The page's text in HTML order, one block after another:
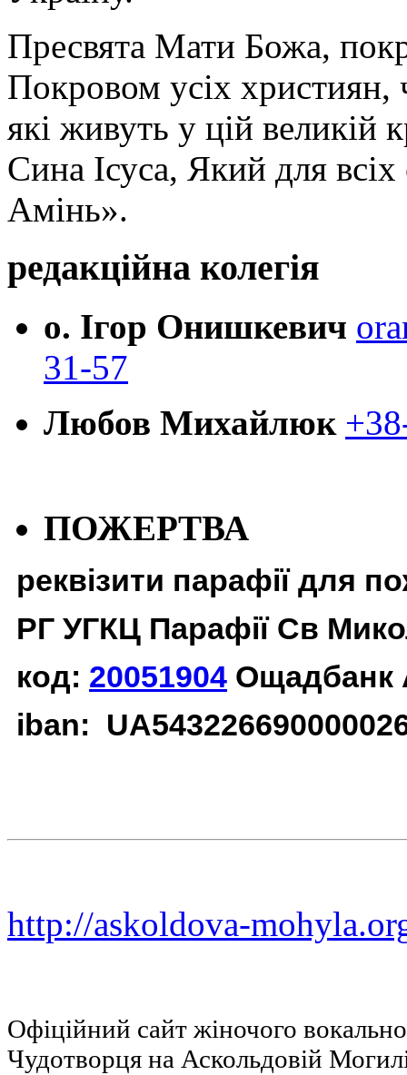
Пресвята Мати Божа,
Покровом усіх християн,
які живуть у цій великій
Сина Ісуса, Який для
Амінь».
редакційна колегія
о. Ігор Онишкевич
31-57
Любов Михайлюк
ПОЖЕРТВА
реквізити парафії для
РГ УГКЦ Парафії Св
код: 20051904 Ощадбанк
iban:
http://askoldova-
Офіційний сайт жіночого
Чудотворця на Аскольдовій